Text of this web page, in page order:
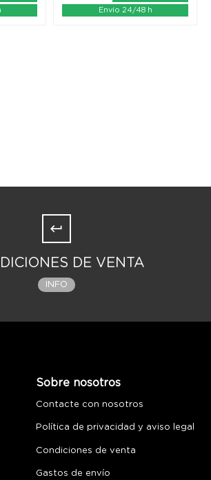
Envío 24/48 h
DE VENTA
INFO
Sobre nosotros
Contacte con nosotros
Política de privacidad y aviso legal
Condiciones de venta
Gastos de envío